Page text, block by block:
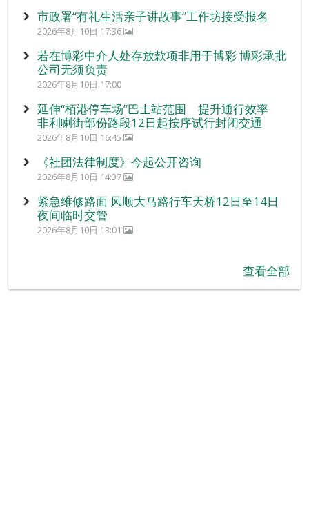
市政署“有礼生活亲子讲故事”工作坊接受报名
2026年8月10日 17:36
若在博彩中介人处存放款项非用于博彩 博彩承批
公司无须负责
2026年8月10日 17:00
延伸“栢港停车场”巴士站范围 提升通行效率
非利喇街部份路段12日起按序试行封闭交通
2026年8月10日 16:45
《社团法律制度》今起公开咨询
2026年8月10日 14:37
紧急维修路面 风顺大马路行车天桥12日至14日
夜间临时交管
2026年8月10日 13:01
查看全部